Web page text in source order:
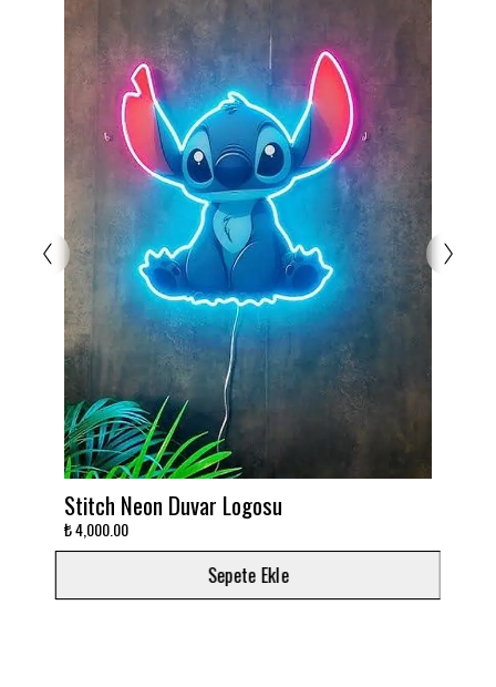
mekanınıza Meksika’nın enerjisini ve neşesini
taşımanın en keyifli yoludur!
Stitch Neon Duvar Logosu
₺ 4,000.00
Sepete Ekle